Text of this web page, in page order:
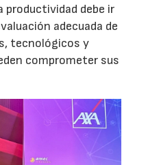
productividad debe ir
adecuada de
tecnológicos y
comprometer sus